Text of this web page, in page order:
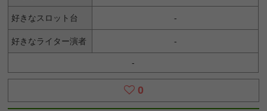
好きなスロット台 -
好きなライター演者 -
-
0